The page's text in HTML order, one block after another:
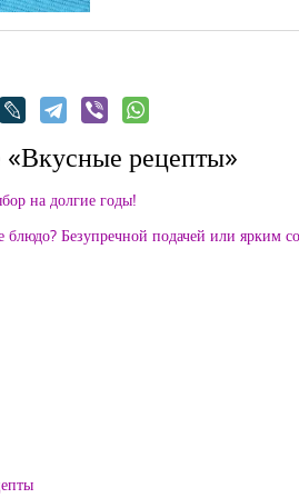
рецепты»
на долгие годы!
Безупречной подачей или ярким